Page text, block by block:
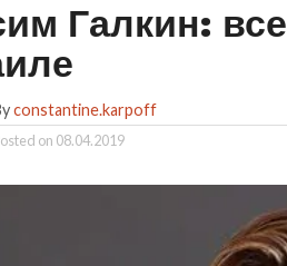
Галкин:
constantine.karpoff
on 08.04.2019